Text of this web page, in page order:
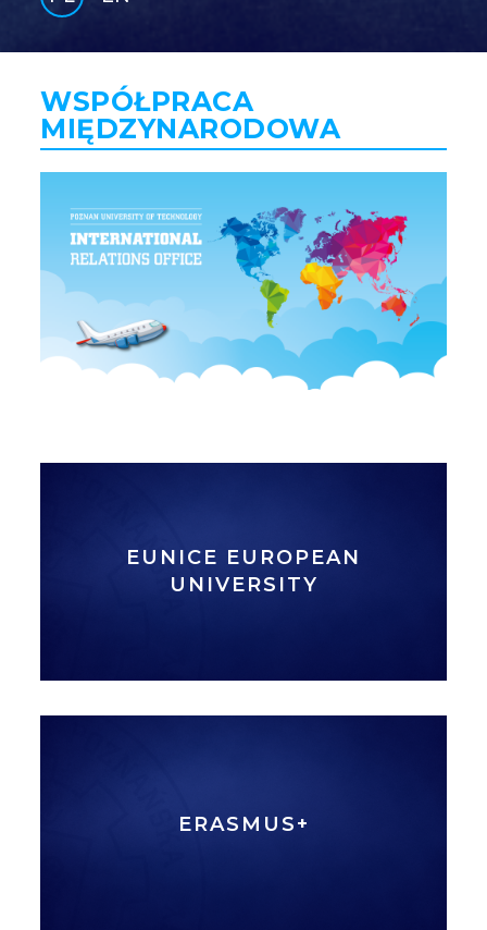
SH
WSPÓŁPRACA
MIĘDZYNARODOWA
EUNICE EUROPEAN
UNIVERSITY
ERASMUS+